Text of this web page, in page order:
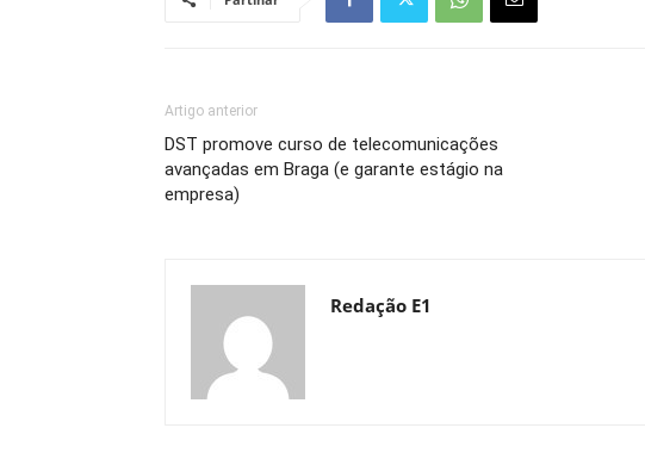
Artigo anterior
DST promove curso de telecomunicações
avançadas em Braga (e garante estágio na
empresa)
Redação E1